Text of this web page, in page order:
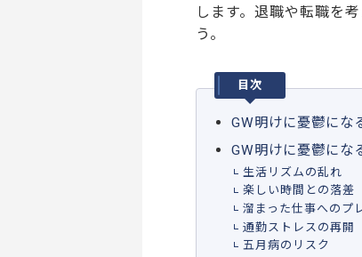
します。退職や転職を
う。
目次
GW明けに憂鬱にな
GW明けに憂鬱にな
生活リズムの乱れ
楽しい時間との落差
溜まった仕事へのプ
通勤ストレスの再開
五月病のリスク